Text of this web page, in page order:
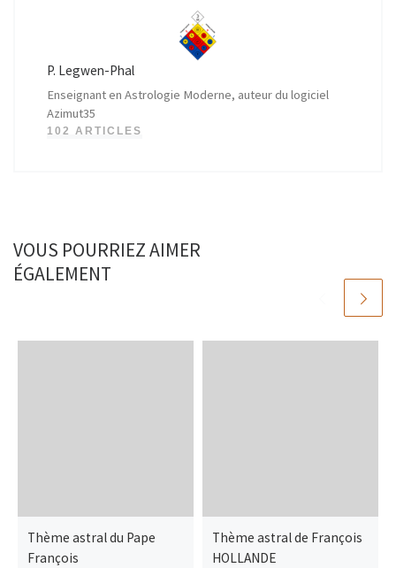
P. Legwen-Phal
Enseignant en Astrologie Moderne, auteur du logiciel
Azimut35
102 ARTICLES
VOUS POURRIEZ AIMER
ÉGALEMENT
Thème astral du Pape
François
Thème astral de François
HOLLANDE